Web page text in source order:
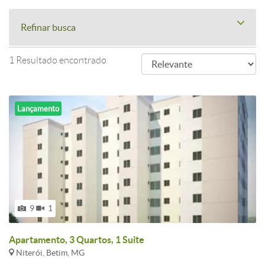
Refinar busca
1 Resultado encontrado
Lançamento
9 1
Apartamento, 3 Quartos, 1 Suite
Niterói, Betim, MG